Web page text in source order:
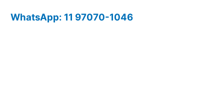
WhatsApp: 11 97070-1046